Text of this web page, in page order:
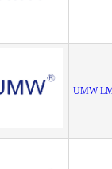
UMW